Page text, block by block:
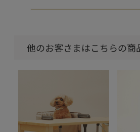
他のお客さまはこちらの商